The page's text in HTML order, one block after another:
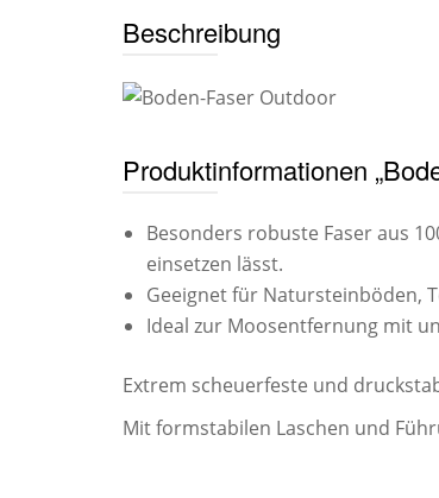
Beschreibung
Produktinformationen
Besonders robuste Faser aus
einsetzen lässt.
Geeignet für Natursteinböden,
Ideal zur Moosentfernung mit
Extrem scheuerfeste und
Mit formstabilen Laschen und